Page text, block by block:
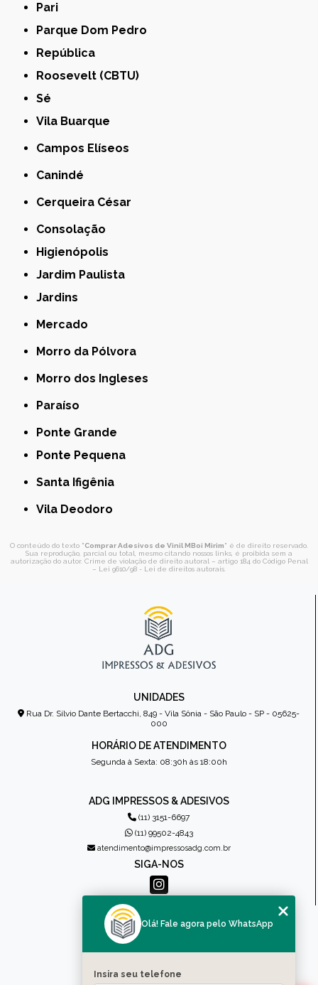
Pari
Parque Dom Pedro
República
Roosevelt (CBTU)
Sé
Vila Buarque
Campos Elíseos
Canindé
Cerqueira César
Consolação
Higienópolis
Jardim Paulista
Jardins
Mercado
Morro da Pólvora
Morro dos Ingleses
Paraíso
Ponte Grande
Ponte Pequena
Santa Ifigênia
Vila Deodoro
O conteúdo do texto "Comprar Adesivos de Vinil MBoi Mirim" é de direito reservado.
Sua reprodução, parcial ou total, mesmo citando nossos links, é proibida sem a
autorização do autor. Crime de violação de direito autoral – artigo 184 do Código Penal
– Lei 9610/98 - Lei de direitos autorais.
UNIDADES
Rua Dr. Sílvio Dante Bertacchi, 849 - Vila Sônia - São Paulo - SP - 05625-
000
HORÁRIO DE ATENDIMENTO
Segunda à Sexta: 08:30h às 18:00h
ADG IMPRESSOS & ADESIVOS
(11) 3151-6697
(11) 99502-4843
atendimento@impressosadg.com.br
SIGA-NOS
MENU
QUEM SOMOS
PRODUTOS
Olá! Fale agora pelo WhatsApp
Insira seu telefone